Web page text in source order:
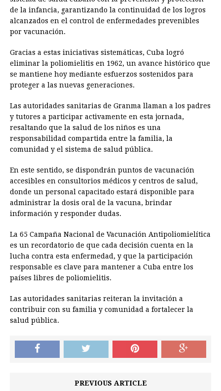
de la infancia, garantizando la continuidad de los logros
alcanzados en el control de enfermedades prevenibles
por vacunación.
Gracias a estas iniciativas sistemáticas, Cuba logró
eliminar la poliomielitis en 1962, un avance histórico que
se mantiene hoy mediante esfuerzos sostenidos para
proteger a las nuevas generaciones.
Las autoridades sanitarias de Granma llaman a los padres
y tutores a participar activamente en esta jornada,
resaltando que la salud de los niños es una
responsabilidad compartida entre la familia, la
comunidad y el sistema de salud pública.
En este sentido, se dispondrán puntos de vacunación
accesibles en consultorios médicos y centros de salud,
donde un personal capacitado estará disponible para
administrar la dosis oral de la vacuna, brindar
información y responder dudas.
La 65 Campaña Nacional de Vacunación Antipoliomielítica
es un recordatorio de que cada decisión cuenta en la
lucha contra esta enfermedad, y que la participación
responsable es clave para mantener a Cuba entre los
países libres de poliomielitis.
Las autoridades sanitarias reiteran la invitación a
contribuir con su familia y comunidad a fortalecer la
salud pública.
PREVIOUS ARTICLE